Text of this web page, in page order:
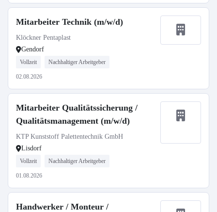
Mitarbeiter Technik (m/w/d)
Klöckner Pentaplast
Gendorf
Vollzeit Nachhaltiger Arbeitgeber
02.08.2026
Mitarbeiter Qualitätssicherung /
Qualitätsmanagement (m/w/d)
KTP Kunststoff Palettentechnik GmbH
Lisdorf
Vollzeit Nachhaltiger Arbeitgeber
01.08.2026
Handwerker / Monteur /